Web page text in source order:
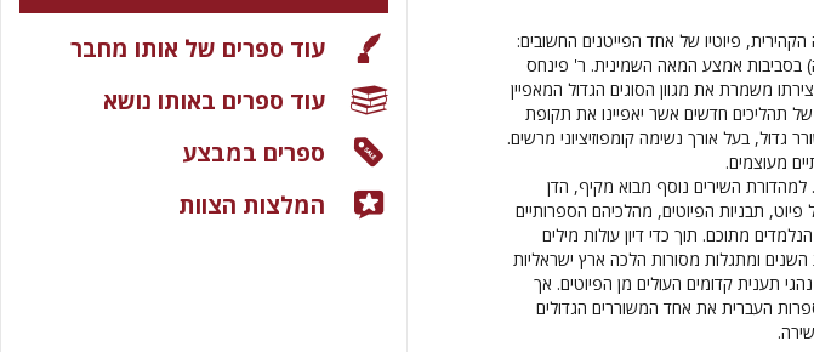
פיוטיו של אחד הפייטנים החשובים:
בסביבות אמצע המאה השמינית. ר' פינחס
משמרת את מגוון הסוגים הגדול המאפיין
תהליכים חדשים אשר יאפיינו את תקופת
גדול, בעל אורך נשימה קומפוזיציוני מרשים.
מעוצמים.
למהדורת השירים נוסף מבוא מקיף, הדן
פיוט, תבניות הפיוטים, מהלכיהם הספרותיים
מתוכם. תוך כדי דיון עולות מילים
ומתגלות מסורות הלכה ארץ ישראליות
תענית קדומים העולים מן הפיוטים. אך
העברית את אחד המשוררים הגדולים
עוד ספרים של אותו מחבר
עוד ספרים באותו נושא
ספרים במבצע
המלצות הצוות